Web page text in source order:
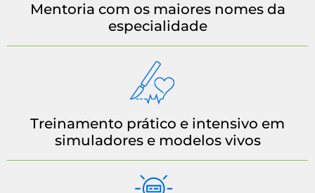
Mentoria com os maiores nomes da
especialidade
Treinamento prático e intensivo em
simuladores e modelos vivos